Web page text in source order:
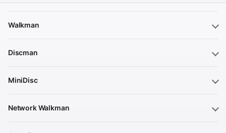
Walkman
Discman
MiniDisc
Network Walkman